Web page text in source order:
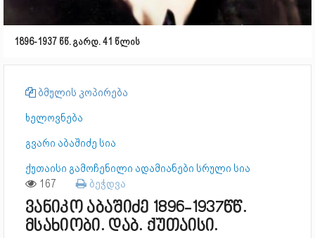
1896-1937 წწ. გარდ. 41 წლის
ბმულის კოპირება
ხელოვნება
გვარი აბაშიძე სია
ქუთაისი გამოჩენილი ადამიანები სრული სია
167 ბეჭდვა
ვანიკო აბაშიძე 1896-1937წწ.
მსახიობი. დაბ. ქუთაისი.